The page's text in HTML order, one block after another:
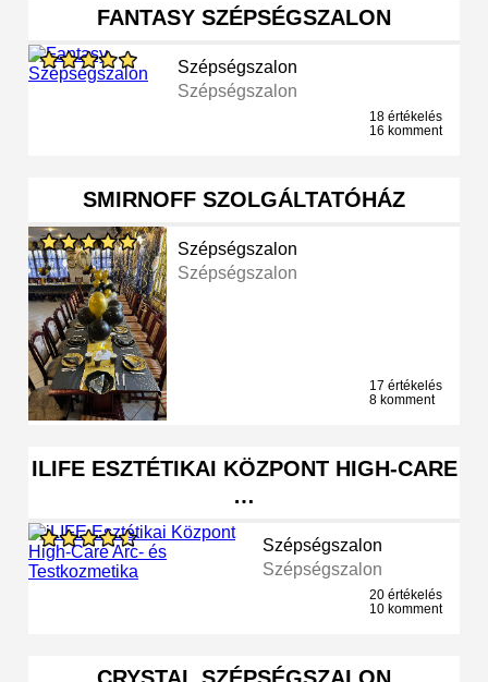
FANTASY SZÉPSÉGSZALON
Szépségszalon
Szépségszalon
18 értékelés
16 komment
SMIRNOFF SZOLGÁLTATÓHÁZ
Szépségszalon
Szépségszalon
17 értékelés
8 komment
ILIFE ESZTÉTIKAI KÖZPONT HIGH-CARE
…
Szépségszalon
Szépségszalon
20 értékelés
10 komment